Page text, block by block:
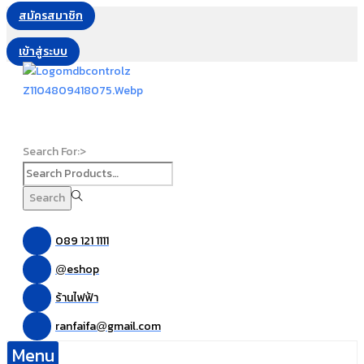
สมัครสมาชิก
เข้าสู่ระบบ
Search For:>
Search
089 121 1111
@eshop
ร้านไฟฟ้า
ranfaifa@gmail.com
Menu